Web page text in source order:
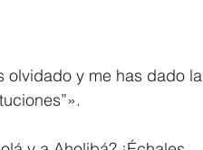
olvidado y me has dado la